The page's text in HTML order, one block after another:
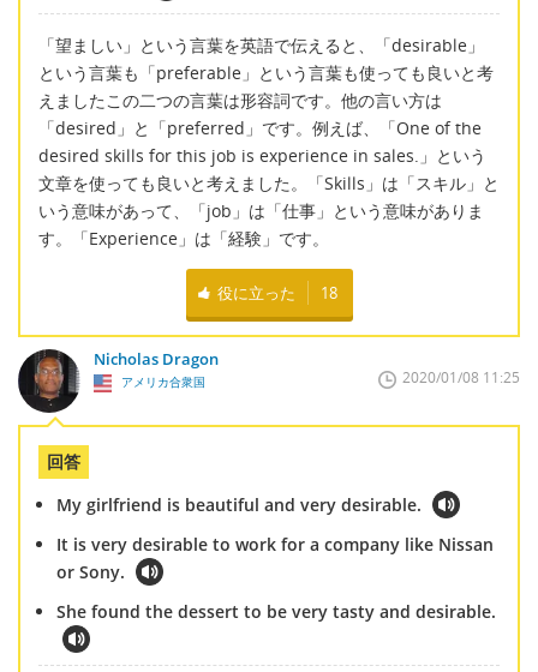
「望ましい」という言葉を英語で伝えると、「desirable」
という言葉も「preferable」という言葉も使っても良いと考
えましたこの二つの言葉は形容詞です。他の言い方は
「desired」と「preferred」です。例えば、「One of the
desired skills for this job is experience in sales.」という
文章を使っても良いと考えました。「Skills」は「スキル」と
いう意味があって、「job」は「仕事」という意味がありま
す。「Experience」は「経験」です。
役に立った 18
Nicholas Dragon
アメリカ合衆国 2020/01/08 11:25
回答
My girlfriend is beautiful and very desirable.
It is very desirable to work for a company like Nissan
or Sony.
She found the dessert to be very tasty and desirable.